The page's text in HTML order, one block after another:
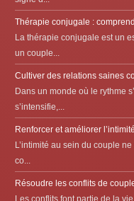
Thérapie conjugale :
La thérapie conjugale est un
un couple...
Cultiver des relations saines
Dans un monde où le rythme
s’intensifie,...
Renforcer et améliorer
L’intimité au sein du couple
co...
Résoudre les conflits de
Les conflits font partie de la